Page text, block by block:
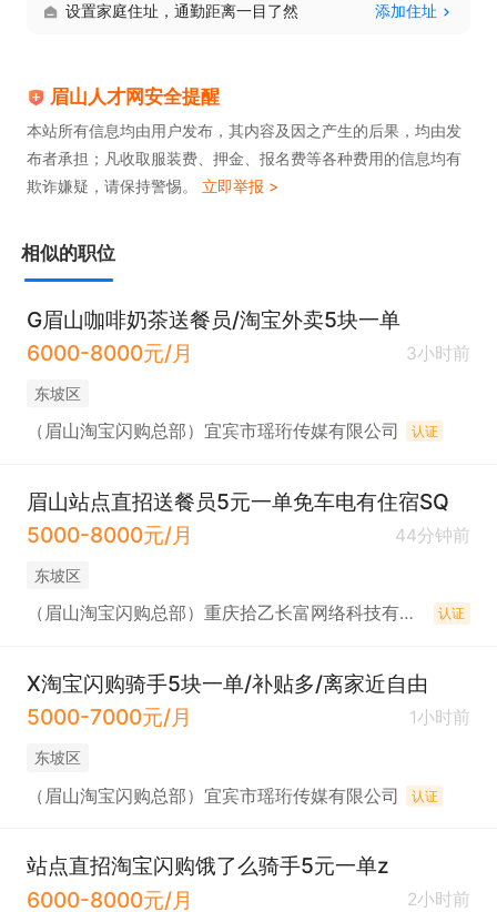
设置家庭住址，通勤距离一目了然 添加住址
眉山人才网安全提醒
本站所有信息均由用户发布，其内容及因之产生的后果，均由发
布者承担；凡收取服装费、押金、报名费等各种费用的信息均有
欺诈嫌疑，请保持警惕。 立即举报 >
相似的职位
G眉山咖啡奶茶送餐员/淘宝外卖5块一单
6000-8000元/月
3小时前
东坡区
（眉山淘宝闪购总部）宜宾市瑶珩传媒有限公司 认证
眉山站点直招送餐员5元一单免车电有住宿SQ
5000-8000元/月
44分钟前
东坡区
（眉山淘宝闪购总部）重庆拾乙长富网络科技有限公司 认证
X淘宝闪购骑手5块一单/补贴多/离家近自由
5000-7000元/月
1小时前
东坡区
（眉山淘宝闪购总部）宜宾市瑶珩传媒有限公司 认证
站点直招淘宝闪购饿了么骑手5元一单z
6000-8000元/月
2小时前